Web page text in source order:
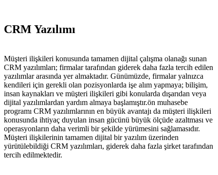
CRM Yazılımı
Müşteri ilişkileri konusunda tamamen dijital çalışma olanağı sunan
CRM yazılımları; firmalar tarafından giderek daha fazla tercih edilen
yazılımlar arasında yer almaktadır. Günümüzde, firmalar yalnızca
kendileri için gerekli olan pozisyonlarda işe alım yapmaya; bilişim,
insan kaynakları ve müşteri ilişkileri gibi konularda dışarıdan veya
dijital yazılımlardan yardım almaya başlamıştır.ön muhasebe
programı CRM yazılımlarının en büyük avantajı da müşteri ilişkileri
konusunda ihtiyaç duyulan insan gücünü büyük ölçüde azaltması ve
operasyonların daha verimli bir şekilde yürümesini sağlamasıdır.
Müşteri ilişkilerinin tamamen dijital bir yazılım üzerinden
yürütülebildiği CRM yazılımları, giderek daha fazla şirket tarafından
tercih edilmektedir.